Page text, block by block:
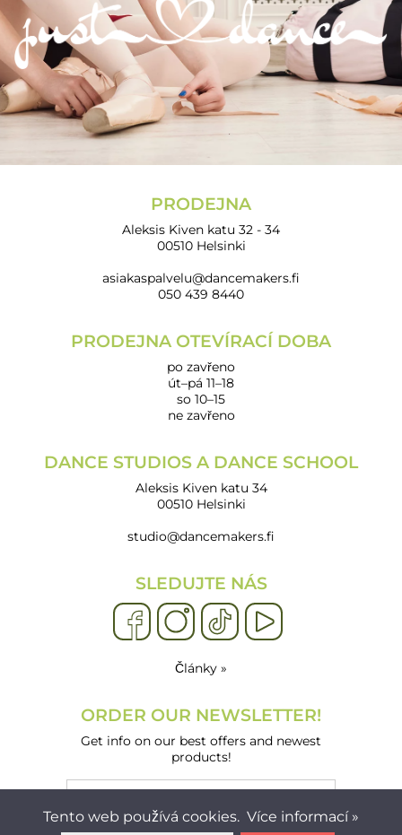
PRODEJNA
Aleksis Kiven katu 32 - 34
00510 Helsinki
asiakaspalvelu@dancemakers.fi
050 439 8440
PRODEJNA OTEVÍRACÍ DOBA
po zavřeno
út–pá 11–18
so 10–15
ne zavřeno
DANCE STUDIOS A DANCE SCHOOL
Aleksis Kiven katu 34
00510 Helsinki
studio@dancemakers.fi
SLEDUJTE NÁS
Články »
ORDER OUR NEWSLETTER!
Get info on our best offers and newest
products!
Tento web používá cookies. Více informací »